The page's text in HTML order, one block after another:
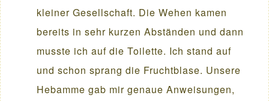
kleiner Gesellschaft. Die Wehen kamen
bereits in sehr kurzen Abständen und dann
musste ich auf die Toilette. Ich stand auf
und schon sprang die Fruchtblase. Unsere
Hebamme gab mir genaue Anweisungen,